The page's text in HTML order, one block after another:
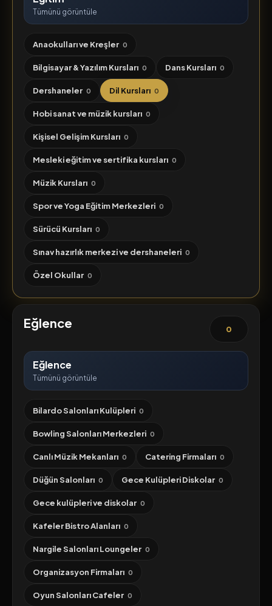
Tümünü görüntüle
Anaokulları ve Kreşler 0
Bilgisayar & Yazılım Kursları 0 Dans Kursları 0
Dershaneler 0 Dil Kursları 0
Hobi sanat ve müzik kursları 0
Kişisel Gelişim Kursları 0
Mesleki eğitim ve sertifika kursları 0
Müzik Kursları 0
Spor ve Yoga Eğitim Merkezleri 0
Sürücü Kursları 0
Sınav hazırlık merkezi ve dershaneleri 0
Özel Okullar 0
Eğlence 0
Eğlence
Tümünü görüntüle
Bilardo Salonları Kulüpleri 0
Bowling Salonları Merkezleri 0
Canlı Müzik Mekanları 0 Catering Firmaları 0
Düğün Salonları 0 Gece Kulüpleri Diskolar 0
Gece kulüpleri ve diskolar 0
Kafeler Bistro Alanları 0
Nargile Salonları Loungeler 0
Organizasyon Firmaları 0
Oyun Salonları Cafeler 0